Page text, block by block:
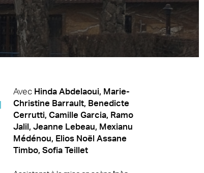
Avec Hinda Abdelaoui, Marie-
Christine Barrault, Benedicte
Cerrutti, Camille Garcia, Ramo
Jalil, Jeanne Lebeau, Mexianu
Médénou, Elios Noël Assane
Timbo, Sofia Teillet